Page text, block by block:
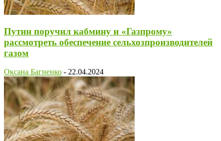
Путин поручил кабмину и «Газпрому»
рассмотреть обеспечение сельхозпроизводителей
газом
Оксана Багненко - 22.04.2024